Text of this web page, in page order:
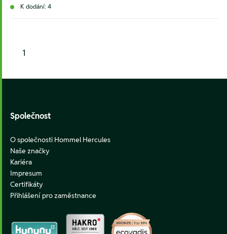
K dodání: 4
1
Společnost
O společnosti Hommel Hercules
Naše značky
Kariéra
Impresum
Certifikáty
Přihlášení pro zaměstnance